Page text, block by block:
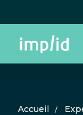
principal
Accueil